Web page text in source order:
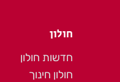
חולון
חדשות חולון
חולון חינוך